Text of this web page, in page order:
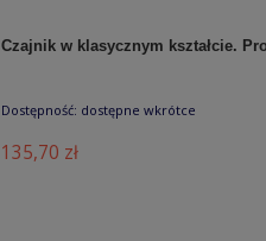
Czajnik w klasycznym kształcie.
Dostępność: dostępne wkrótce
135,70 zł